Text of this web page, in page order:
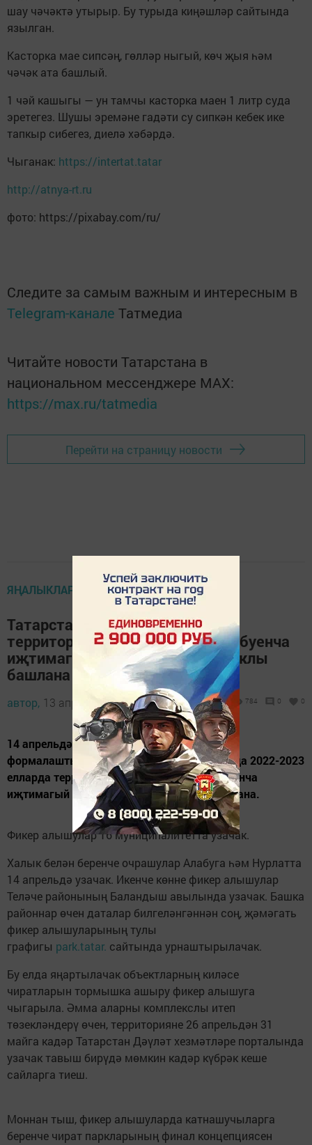
шау чәчәктә утырыр. Бу турыда киңәшләр сайтында
язылган.
Касторка мае сипсәң, гөлләр ныгый, көч җыя һәм
чәчәк ата башлый.
1 чәй кашыгы — ун тамчы касторка маен 1 литр суда
эретегез. Шушы эремәне гадәти су сипкән кебек ике
тапкыр сибегез, диелә хәбәрдә.
Чыганак: https://intertat.tatar
http://atnya-rt.ru
фото: https://pixabay.com/ru/
Следите за самым важным и интересным в
Telegram-канале Татмедиа
Читайте новости Татарстана в
национальном мессенджере MАХ:
https://max.ru/tatmedia
Перейти на страницу новости
ЯҢАЛЫКЛАР
Татарстанда 2023 елга кадәр
территорияләрне төзекләндерү буенча
иҗтимагый фикер алышулар циклы
башлана
автор, 13 апрель 2021 - 19:02 784 0 0
14 апрельдә «Уңайлы шәһәр мохите
формалаштыру»программасы кысаларында 2022-2023
елларда территорияләрне төзекләндерү буенча
иҗтимагый фикер алышулар сериясе башлана.
Фикер алышулар 16 муниципалитетта узачак.
Халык белән беренче очрашулар Алабуга һәм Нурлатта
14 апрельдә узачак. Икенче көнне фикер алышулар
Теләче районының Баландыш авылында узачак. Башка
районнар өчен даталар билгеләнгәннән соң, җәмәгать
фикер алышуларының тулы
графигы park.tatar. сайтында урнаштырылачак.
Бу елда яңартылачак объектларның киләсе
чиратларын тормышка ашыру фикер алышуга
чыгарыла. Әмма аларны комплекслы итеп
төзекләндерү өчен, территорияне 26 апрельдән 31
майга кадәр Татарстан Дәүләт хезмәтләре порталында
узачак тавыш бирүдә мөмкин кадәр күбрәк кеше
сайларга тиеш.
Моннан тыш, фикер алышуларда катнашучыларга
беренче чират паркларының финал концепциясен